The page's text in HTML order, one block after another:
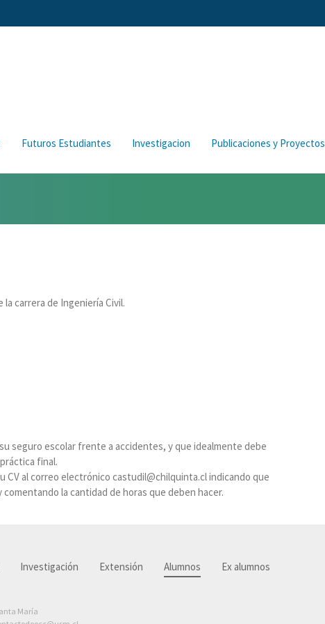
Futuros Estudiantes Investigacion Publicaciones y Proyectos
carrera de Ingeniería Civil.
seguro escolar frente a accidentes, y que idealmente debe
final.
al correo electrónico castudil@chilquinta.cl indicando que
la cantidad de horas que deben hacer.
Investigación Extensión Alumnos Ex alumnos
María